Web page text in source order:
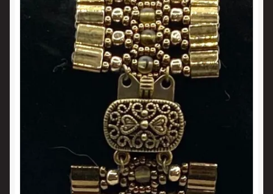
Politique en matière de remboursements et de retours
Validation de la commande